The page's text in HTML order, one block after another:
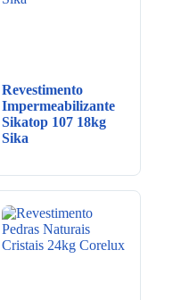
Revestimento
Impermeabilizante
Sikatop 107 18kg
Sika